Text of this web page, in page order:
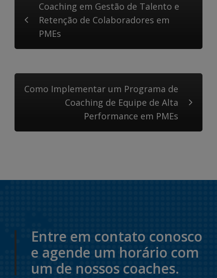
Coaching em Gestão de Talento e
Retenção de Colaboradores em
PMEs
Como Implementar um Programa de
Coaching de Equipe de Alta
Performance em PMEs
Entre em contato conosco
e agende um horário com
um de nossos coaches.